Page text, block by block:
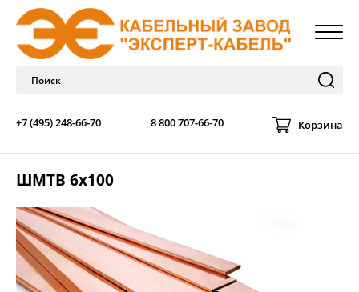
+7 (495) 248-66-70 8 800 707-66-70 Корзина
ШМТВ 6х100